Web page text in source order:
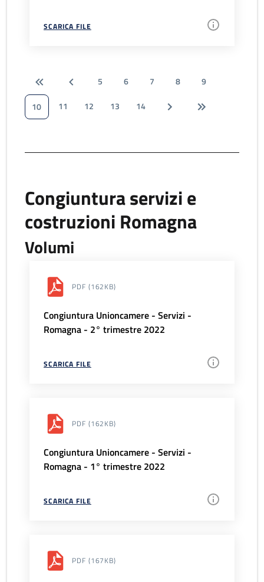
SCARICA FILE
5 6 7 8
9
10
11 12 13 14
Congiuntura servizi e
costruzioni Romagna
Volumi
PDF (162KB)
Congiuntura Unioncamere - Servizi -
Romagna - 2° trimestre 2022
SCARICA FILE
PDF (162KB)
Congiuntura Unioncamere - Servizi -
Romagna - 1° trimestre 2022
SCARICA FILE
PDF (167KB)